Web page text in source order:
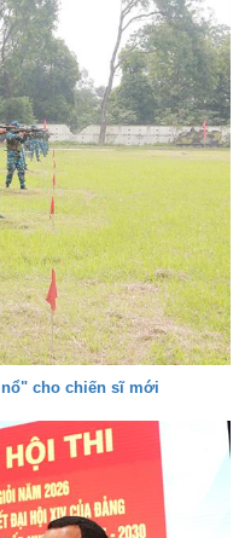
cho chiến sĩ mới